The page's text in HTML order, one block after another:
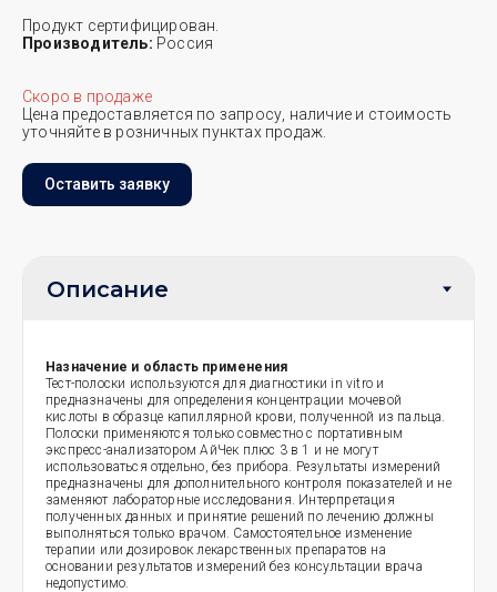
Продукт сертифицирован.
Производитель: Россия
Скоро в продаже
Цена предоставляется по запросу, наличие и стоимость
уточняйте в розничных пунктах продаж.
Оставить заявку
Назначение и область применения
Тест-полоски используются для диагностики in vitro и
предназначены для определения концентрации мочевой
кислоты в образце капиллярной крови, полученной из пальца.
Полоски применяются только совместно с портативным
экспресс-анализатором АйЧек плюс 3 в 1 и не могут
использоваться отдельно, без прибора. Результаты измерений
предназначены для дополнительного контроля показателей и не
заменяют лабораторные исследования. Интерпретация
полученных данных и принятие решений по лечению должны
выполняться только врачом. Самостоятельное изменение
терапии или дозировок лекарственных препаратов на
основании результатов измерений без консультации врача
недопустимо.